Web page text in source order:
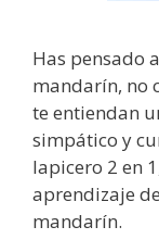
Has pensado
mandarín, no
te entiendan
simpático y
lapicero 2 en
aprendizaje
mandarín.